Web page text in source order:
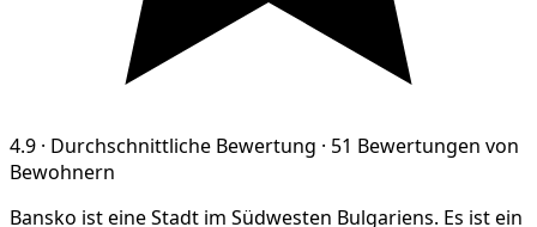
4.9 · Durchschnittliche Bewertung · 51 Bewertungen von
Bewohnern
Bansko ist eine Stadt im Südwesten Bulgariens. Es ist ein